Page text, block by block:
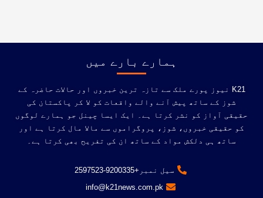
ہمارے بارے میں
K21 نیوز پورے ملک سے تازہ ترین خبروں اور حالات حاضرہ کے
شوز کے ساتھ پیش آنے والے واقعات کو لا کر پاکستان کی
حقیقی آواز کو نشر کرتا ہے۔ ایک ایسا چینل جو ہمارے لوگوں
کو حقیقی خبروں، شوز، پروگراموں سے مالا مال کرتا ہے اور
ساتھ ہی دلکش مواد کے ساتھ ان کی تفریح ​​بھی کرتا ہے۔
سیل نمبر+9200335-2597523
info@k21news.com.pk